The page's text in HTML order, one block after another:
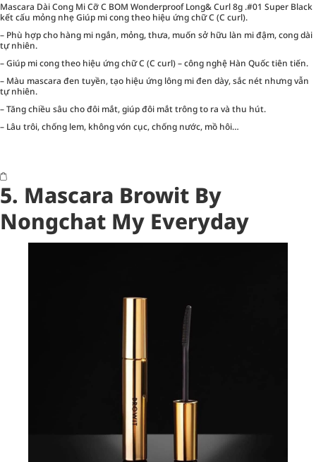
Mascara Dài Cong Mi Cỡ C BOM Wonderproof Long& Curl 8g .#01 Super Black
kết cấu mỏng nhẹ Giúp mi cong theo hiệu ứng chữ C (C curl).
– Phù hợp cho hàng mi ngắn, mỏng, thưa, muốn sở hữu làn mi đậm, cong dài
tự nhiên.
– Giúp mi cong theo hiệu ứng chữ C (C curl) – công nghệ Hàn Quốc tiên tiến.
– Màu mascara đen tuyền, tạo hiệu ứng lông mi đen dày, sắc nét nhưng vẫn
tự nhiên.
– Tăng chiều sâu cho đôi mắt, giúp đôi mắt trông to ra và thu hút.
– Lâu trôi, chống lem, không vón cục, chống nước, mồ hôi…
5. Mascara Browit By
Nongchat My Everyday